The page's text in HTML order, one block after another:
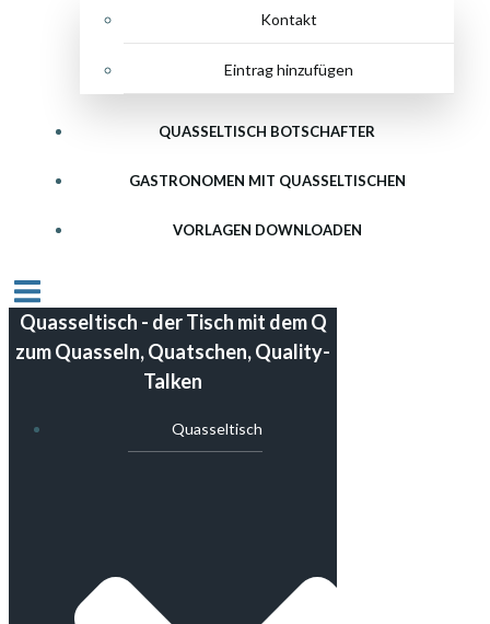
Kontakt
Eintrag hinzufügen
QUASSELTISCH BOTSCHAFTER
GASTRONOMEN MIT QUASSELTISCHEN
VORLAGEN DOWNLOADEN
Quasseltisch - der Tisch mit dem Q
zum Quasseln, Quatschen, Quality-
Talken
Quasseltisch